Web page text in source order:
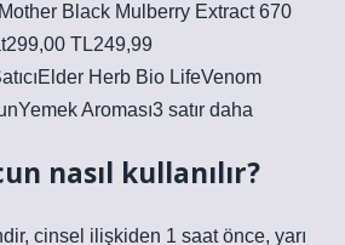
Black Mulberry Extract 670
TL249,99
Herb Bio LifeVenom
Aroması3 satır daha
nasıl kullanılır?
cinsel ilişkiden 1 saat önce, yarı